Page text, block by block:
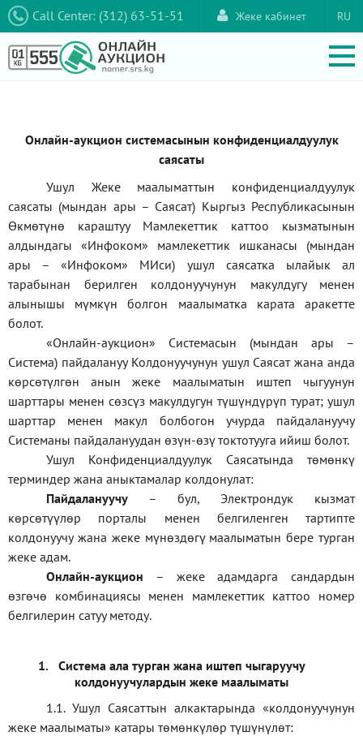
Call Center: (312) 63-51-51 RU
Жеке кабинет
Онлайн-аукцион системасынын конфиденциалдуулук
саясаты
Ушул Жеке маалыматтын конфиденциалдуулук
саясаты (мындан ары – Саясат) Кыргыз Республикасынын
Өкмөтүнө караштуу Мамлекеттик каттоо кызматынын
алдындагы «Инфоком» мамлекеттик ишканасы (мындан
ары –«Инфоком» МИси) ушул саясатка ылайык ал
тарабынан берилген колдонуучунун макулдугу менен
алынышы мүмкүн болгон маалыматка карата аракетте
болот.
«Онлайн-аукцион» Системасын (мындан ары –
Система) пайдалануу Колдонуучунун ушул Саясат жана анда
көрсөтүлгөн анын жеке маалыматын иштеп чыгуунун
шарттары менен сөзсүз макулдугун түшүндүрүп турат; ушул
шарттар менен макул болбогон учурда пайдалануучу
Системаны пайдалануудан өзүн-өзү токтотууга ийиш болот.
Ушул Конфиденциалдуулук Саясатында төмөнкү
терминдер жана аныктамалар колдонулат:
Пайдалануучу – бул, Электрондук кызмат
көрсөтүүлөр порталы менен белгиленген тартипте
колдонуучу жана жеке мүнөздөгү маалыматын бере турган
жеке адам.
Онлайн-аукцион – жеке адамдарга сандардын
өзгөчө комбинациясы менен мамлекеттик каттоо номер
белгилерин сатуу методу.
1. Система ала турган жана иштеп чыгаруучу
колдонуучулардын жеке маалыматы
1.1. Ушул Саясаттын алкактарында«колдонуучунун
жеке маалыматы» катары төмөнкүлөр түшүнүлөт: